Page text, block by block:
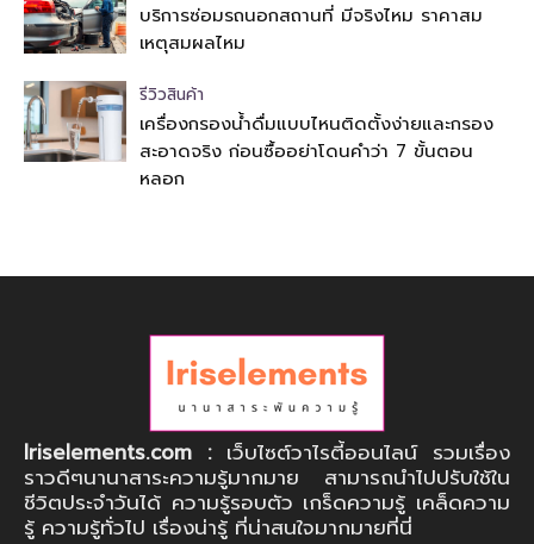
บริการซ่อมรถนอกสถานที่ มีจริงไหม ราคาสม
เหตุสมผลไหม
รีวิวสินค้า
เครื่องกรองน้ำดื่มแบบไหนติดตั้งง่ายและกรอง
สะอาดจริง ก่อนซื้ออย่าโดนคำว่า 7 ขั้นตอน
หลอก
Iriselements.com : เว็บไซต์วาไรตี้ออนไลน์ รวมเรื่อง
ราวดีๆนานาสาระความรู้มากมาย สามารถนำไปปรับใช้ใน
ชีวิตประจำวันได้ ความรู้รอบตัว เกร็ดความรู้ เคล็ดความ
รู้ ความรู้ทั่วไป เรื่องน่ารู้ ที่น่าสนใจมากมายที่นี่